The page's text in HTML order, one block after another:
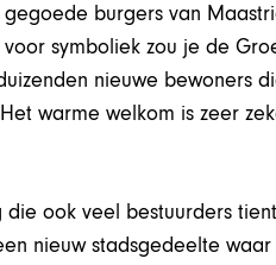
burgers van
symboliek zou je de
nieuwe bewoners
warme welkom is zeer
die ook veel bestuurders
nieuw stadsgedeelte